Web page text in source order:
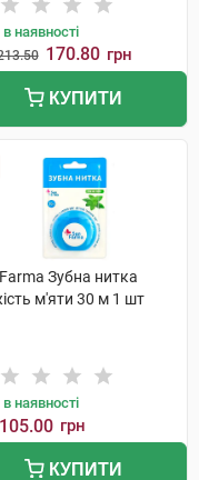
наявності
170.80 грн
КУПИТИ
Зубна нитка
м'яти 30 м 1 шт
наявності
105.00 грн
КУПИТИ